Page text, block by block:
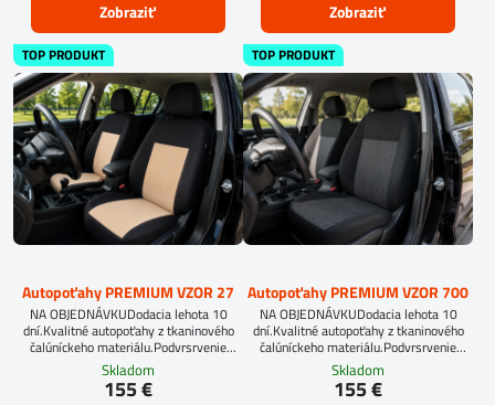
Zobraziť Zobraziť
TOP PRODUKT
Autopoťahy PREMIUM VZOR 27
NA OBJEDNÁVKUDodacia lehota 10
dní.Kvalitné autopoťahy z tkaninového
čalúníckeho materiálu.Podvrsrvenie
molitan 5 mm.
Skladom
155 €
TOP PRODUKT
Autopoťahy PREMIUM VZOR 700
NA OBJEDNÁVKUDodacia lehota 10
dní.Kvalitné autopoťahy z tkaninového
čalúníckeho materiálu.Podvrsrvenie
molitan 5 mm.
Skladom
155 €